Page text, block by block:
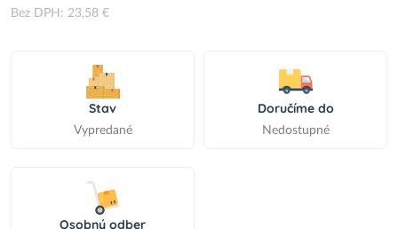
Bez DPH: 23,58 €
Stav
Vypredané
Doručíme do
Nedostupné
Osobný odber